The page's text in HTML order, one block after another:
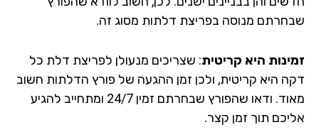
מנוסה בפריצת דלתות מסוג זה.
היא קריטית: שצריכים מנעולן לפריצת דלת כל
היא קריטית, ולכן זמן ההגעה של פורץ הדלתות חשוב
מאוד. ודאו שהפורץ שבחרתם זמין 24/7 ומתחייב להגיע
תוך זמן קצר.